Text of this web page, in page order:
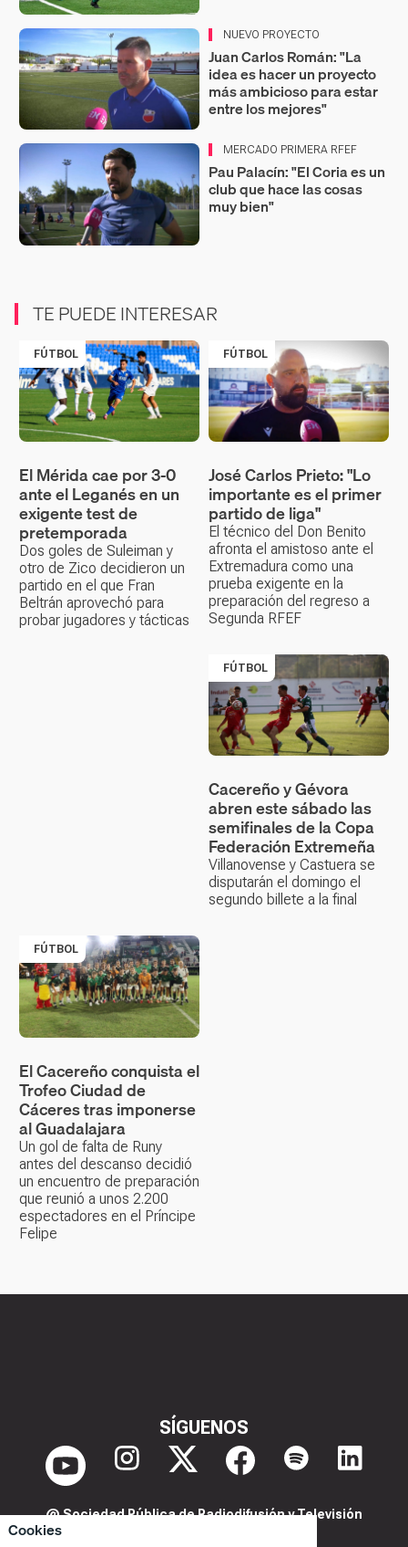
Cookies
NUEVO PROYECTO
Juan Carlos Román: "La
idea es hacer un proyecto
más ambicioso para estar
entre los mejores"
MERCADO PRIMERA RFEF
Pau Palacín: "El Coria es un
club que hace las cosas
muy bien"
TE PUEDE INTERESAR
FÚTBOL
El Mérida cae por 3-0
ante el Leganés en un
exigente test de
pretemporada
Dos goles de Suleiman y
otro de Zico decidieron un
partido en el que Fran
Beltrán aprovechó para
probar jugadores y tácticas
FÚTBOL
José Carlos Prieto: "Lo
importante es el primer
partido de liga"
El técnico del Don Benito
afronta el amistoso ante el
Extremadura como una
prueba exigente en la
preparación del regreso a
Segunda RFEF
FÚTBOL
Cacereño y Gévora
abren este sábado las
semifinales de la Copa
Federación Extremeña
Villanovense y Castuera se
disputarán el domingo el
segundo billete a la final
FÚTBOL
El Cacereño conquista el
Trofeo Ciudad de
Cáceres tras imponerse
al Guadalajara
Un gol de falta de Runy
antes del descanso decidió
un encuentro de preparación
que reunió a unos 2.200
espectadores en el Príncipe
Felipe
SÍGUENOS
@ Sociedad Pública de Radiodifusión y Televisión